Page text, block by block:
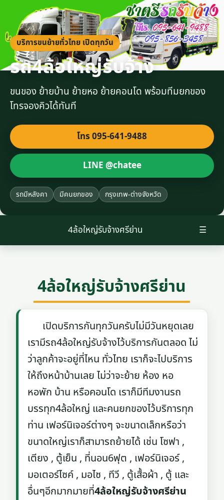
บริการขนย้ายทั่วไทย เปิดทุกวัน
รถ4ล้อใหญ่รับจ้าง
ขนของ ย้ายบ้าน ย้ายหอ ย้ายคอนโด พร้อมทีมยกของ
โทรจองคิวได้ทันที
โทร 095-641-9488
LINE @chatee
รถมีหลังคา มีคนยกของ กรุงเทพ-ต่างจังหวัด
☰
4ล้อใหญ่รับจ้างศรีย่าน
4ล้อใหญ่รับจ้างศรีย่าน
เปิดบริการกันทุกวันครับไม่มีวันหยุดเลย
เรามีรถ4ล้อใหญ่รับจ้างไว้บริการกันตลอด ไม่
ว่าลูกค้าจะอยู่ที่ไหน ทั่วไทย เราก็จะไปบริการ
ให้ถึงหน้าบ้านเลย ไม่ว่าจะย้าย ห้อง หอ
หอพัก บ้าน หรือคอนโด เราก็มีทีมงานรถ
บรรทุก4ล้อใหญ่ และคนยกของไว้บริการทุก
ท่าน เฟอร์นิเจอร์ต่างๆ จะขนาดเล็กหรือว่า
ขนาดใหญ่เราก็สามารถย้ายได้ เช่น โซฟา ,
เตียง , ตู้เย็น , ที่นอน6ฟุต , เฟอร์นิเจอร์ ,
มอเตอร์ไซค์ , มอไซ , ทีวี , ตู้เสื้อผ้า , ตู้ และ
อื่นๆอีกมากมายที่4ล้อใหญ่รับจ้างศรีย่าน